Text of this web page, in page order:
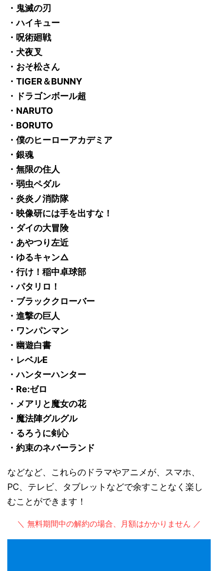
・鬼滅の刃
・ハイキュー
・呪術廻戦
・犬夜叉
・おそ松さん
・TIGER＆BUNNY
・ドラゴンボール超
・NARUTO
・BORUTO
・僕のヒーローアカデミア
・銀魂
・無限の住人
・弱虫ペダル
・炎炎ノ消防隊
・映像研には手を出すな！
・ダイの大冒険
・あやつり左近
・ゆるキャン△
・行け！稲中卓球部
・パタリロ！
・ブラッククローバー
・進撃の巨人
・ワンパンマン
・幽遊白書
・レベルE
・ハンターハンター
・Re:ゼロ
・メアリと魔女の花
・魔法陣グルグル
・るろうに剣心
・約束のネバーランド
などなど、これらのドラマやアニメが、スマホ、
PC、テレビ、タブレットなどで余すことなく楽し
むことができます！
＼ 無料期間中の解約の場合、月額はかかりません ／